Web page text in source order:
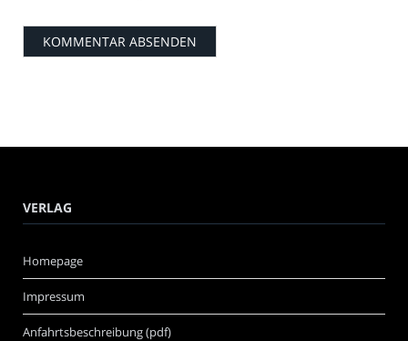
VERLAG
Homepage
Impressum
Anfahrtsbeschreibung (pdf)